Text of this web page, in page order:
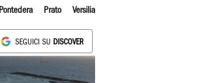
Pontedera Prato Versilia
SEGUICI SU DISCOVER